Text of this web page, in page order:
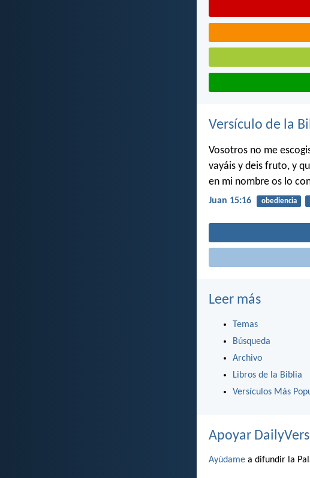
Versículo de la
Vosotros no me
vayáis y deis fruto, y
en mi nombre os lo
Juan 15:16 obediencia
Leer más
Temas
Búsqueda
Archivo
Libros de la Biblia
Versículos Más
Apoyar
Ayúdame a difundir la